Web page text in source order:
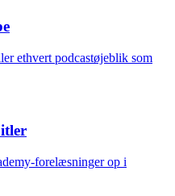
ethvert podcastøjeblik som
forelæsninger op i